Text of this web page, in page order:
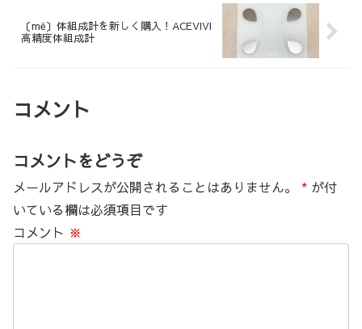
〔më〕体組成計を新しく購入！ACEVIVI
高精度体組成計
コメント
コメントをどうぞ
メールアドレスが公開されることはありません。 * が付
いている欄は必須項目です
コメント ※